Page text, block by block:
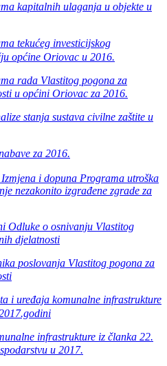
kapitalnih ulaganja u objekte u
tekućeg investicijskog
općine Oriovac u 2016.
rada Vlastitog pogona za
u općini Oriovac za 2016.
stanja sustava civilne zaštite u
za 2016.
i dopuna Programa utroška
nezakonito izgrađene zgrade za
Odluke o osnivanju Vlastitog
djelatnosti
poslovanja Vlastitog pogona za
i uređaja komunalne infrastrukture
infrastrukture iz članka 22.
u 2017.